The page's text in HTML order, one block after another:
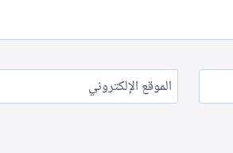
الموقع الإلكتروني